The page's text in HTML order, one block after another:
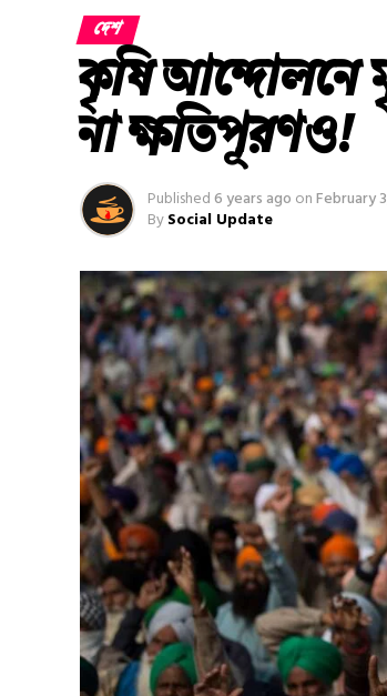
দেশ
কৃষি আন্দোলনে
না ক্ষতিপূরণও!
Published6 years ago onFebruary
BySocial Update